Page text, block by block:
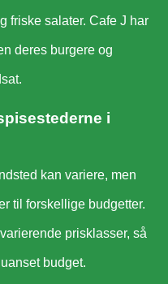
friske salater. Cafe J har
deres burgere og
i
kan variere, men
til forskellige budgetter.
prisklasser, så
budget.